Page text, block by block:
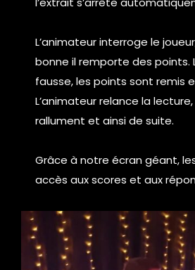
L’animateur interroge le
bonne il remporte des points.
fausse, les points sont remis
L’animateur relance la
rallument et ainsi de suite.
Grâce à notre écran géant,
accès aux scores et aux